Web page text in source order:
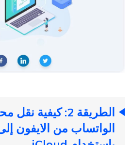
الطريقة 2: كيفية
الواتساب من الايفون